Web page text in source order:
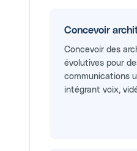
Concevoir
Concevoir des
évolutives pour
communications
intégrant voix,